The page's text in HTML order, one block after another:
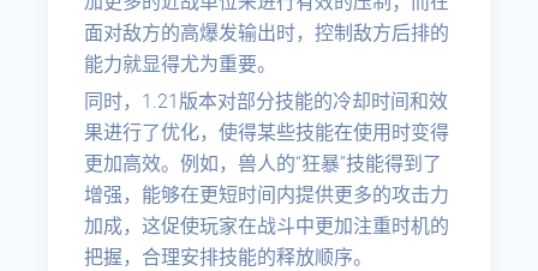
面对敌方的高爆发输出时，控制敌方后排的
能力就显得尤为重要。
同时，1.21版本对部分技能的冷却时间和效
果进行了优化，使得某些技能在使用时变得
更加高效。例如，兽人的“狂暴”技能得到了
增强，能够在更短时间内提供更多的攻击力
加成，这促使玩家在战斗中更加注重时机的
把握，合理安排技能的释放顺序。